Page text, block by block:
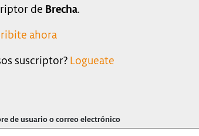
de Brecha.
ahora
suscriptor?Logueate
de usuario o correo electrónico